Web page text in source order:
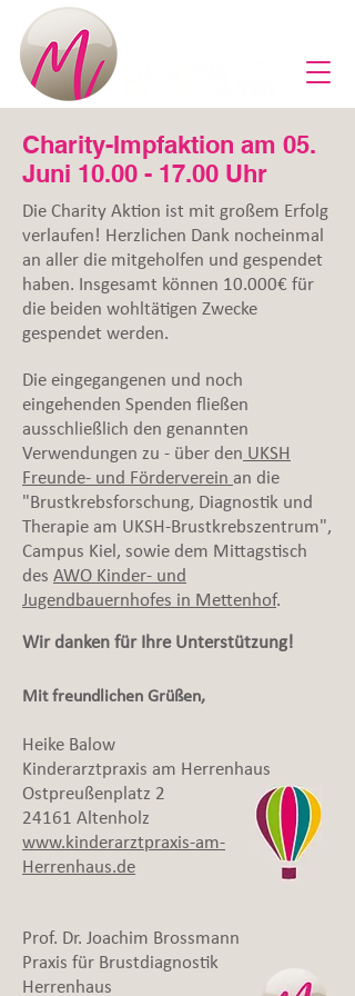
Charity-Impfaktion am 05.
Juni 10.00 - 17.00 Uhr
Die Charity Aktion ist mit großem Erfolg
verlaufen! Herzlichen Dank nocheinmal
an aller die mitgeholfen und gespendet
haben. Insgesamt können 10.000€ für
die beiden wohltätigen Zwecke
gespendet werden.
Die eingegangenen und noch
eingehenden Spenden fließen
ausschließlich den genannten
Verwendungen zu - über den UKSH
Freunde- und Förderverein an die
"Brustkrebsforschung, Diagnostik und
Therapie am UKSH-Brustkrebszentrum",
Campus Kiel, sowie dem Mittagstisch
des AWO Kinder- und
Jugendbauernhofes in Mettenhof.
Wir danken für Ihre Unterstützung!
Mit freundlichen Grüßen,
Heike Balow
Kinderarztpraxis am Herrenhaus
Ostpreußenplatz 2
24161 Altenholz
www.kinderarztpraxis-am-
Herrenhaus.de
Prof. Dr. Joachim Brossmann
Praxis für Brustdiagnostik
Herrenhaus